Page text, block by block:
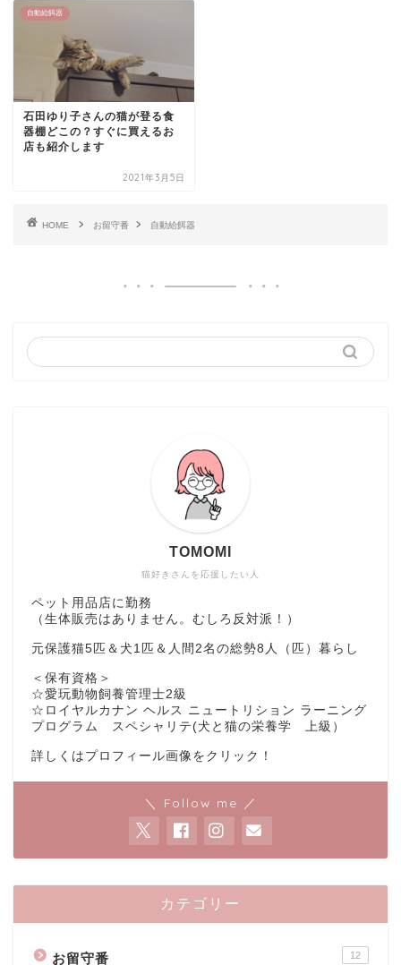
自動給餌器
石田ゆり子さんの猫が登る食
器棚どこの？すぐに買えるお
店も紹介します
2021年3月5日
HOME お留守番 自動給餌器
猫好きさんを応援したい人
TOMOMI
ペット用品店に勤務
（生体販売はありません。むしろ反対派！）
元保護猫5匹＆犬1匹＆人間2名の総勢8人（匹）暮らし
＜保有資格＞
☆愛玩動物飼養管理士2級
☆ロイヤルカナン ヘルス ニュートリション ラーニング
プログラム スペシャリテ(犬と猫の栄養学 上級）
詳しくはプロフィール画像をクリック！
＼ Follow me ／
カテゴリー
お留守番 12